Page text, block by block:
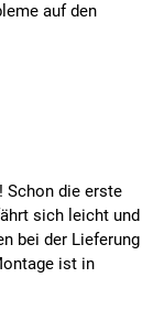
auf den
Schon die erste
sich leicht und
bei der Lieferung
ist in